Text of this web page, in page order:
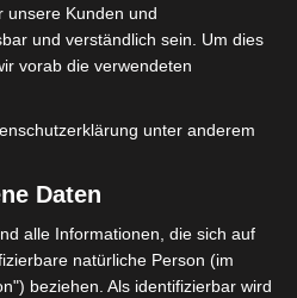
de Gabès
Tor
(ASG)
unsere Kunden und
und verständlich sein. Um dies
vorab die verwendeten
unter anderem
Daten
alle Informationen, die sich auf
natürliche Person (im
beziehen. Als identifizierbar wird